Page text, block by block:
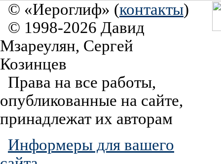
© «Иероглиф» (контакты)
© 1998-2026 Давид
Мзареулян, Сергей
Козинцев
Права на все работы,
опубликованные на сайте,
принадлежат их авторам
Информеры для вашего